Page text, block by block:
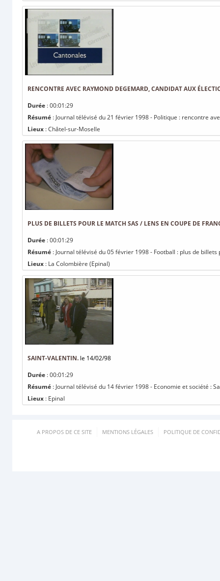
RENCONTRE AVEC RAYMOND DEGEMARD, CANDIDAT AUX
Durée : 00:01:29
Résumé : Journal télévisé du 21 février 1998 - Politique : rencontre
Lieux : Châtel-sur-Moselle
PLUS DE BILLETS POUR LE MATCH SAS / LENS EN COUPE DE
Durée : 00:01:29
Résumé : Journal télévisé du 05 février 1998 - Football : plus de
Lieux : La Colombière (Epinal)
SAINT-VALENTIN. le 14/02/98
Durée : 00:01:29
Résumé : Journal télévisé du 14 février 1998 - Economie et société :
Lieux : Epinal
A PROPOS DE CE SITE MENTIONS LÉGALES POLITIQUE DE